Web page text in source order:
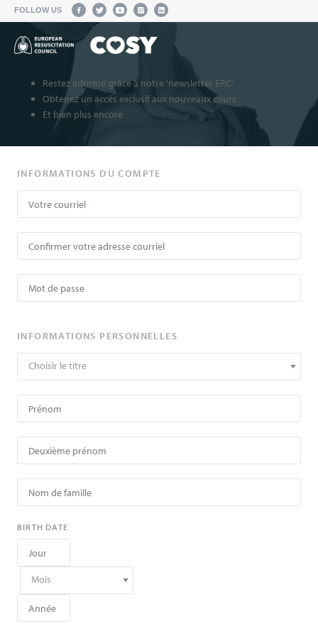
FOLLOW US
Restez informé grâce à notre 'newsletter ERC'
Obtenez un accès exclusif aux nouveaux cours
Et bien plus encore
INFORMATIONS DU COMPTE
INFORMATIONS PERSONNELLES
Choisir le titre
BIRTH DATE
Mois